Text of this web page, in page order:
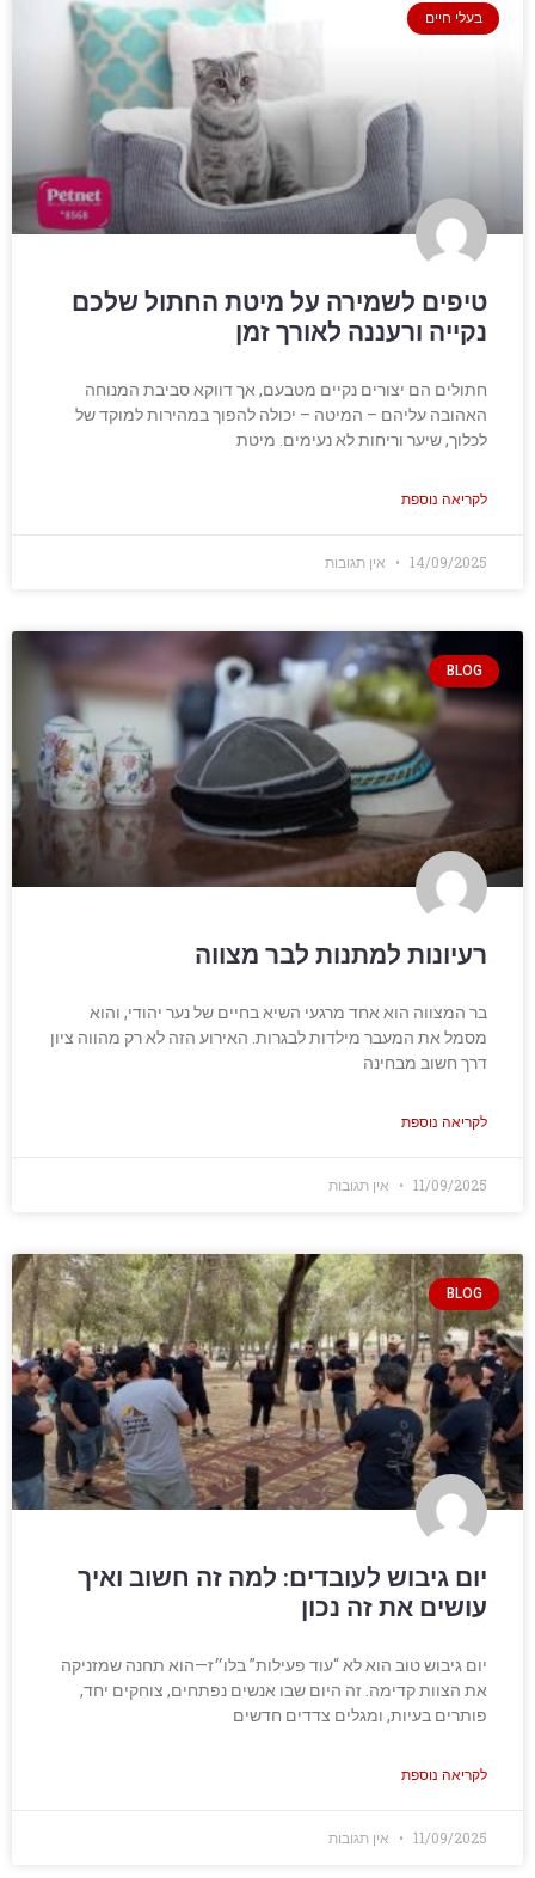
בעלי חיים
טיפים לשמירה על מיטת החתול שלכם
נקייה ורעננה לאורך זמן
חתולים הם יצורים נקיים מטבעם, אך דווקא סביבת המנוחה
האהובה עליהם – המיטה – יכולה להפוך במהירות למוקד של
לכלוך, שיער וריחות לא נעימים. מיטת
לקריאה נוספת
14/09/2025 אין תגובות
BLOG
רעיונות למתנות לבר מצווה
בר המצווה הוא אחד מרגעי השיא בחיים של נער יהודי, והוא
מסמל את המעבר מילדות לבגרות. האירוע הזה לא רק מהווה ציון
דרך חשוב מבחינה
לקריאה נוספת
11/09/2025 אין תגובות
BLOG
יום גיבוש לעובדים: למה זה חשוב ואיך
עושים את זה נכון
יום גיבוש טוב הוא לא “עוד פעילות” בלו״ז—הוא תחנה שמזניקה
את הצוות קדימה. זה היום שבו אנשים נפתחים, צוחקים יחד,
פותרים בעיות, ומגלים צדדים חדשים
לקריאה נוספת
11/09/2025 אין תגובות